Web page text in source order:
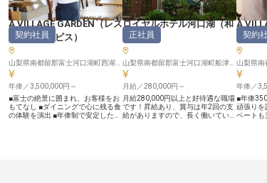
A VILLAGE GARDEN（レス
トランサービス ）
契約社員
年俸／3,500,000円～
■富士の絶景に囲まれ、お客様をお
もてなし ■ダイニングで心に残る食
の体験を演出 ■年俸制で安定した収
ロイヤルホテル河口湖（和
食）
正社員
月給／280,000円～
月給280,000円以上と好待遇な職場
です！昇給あり、賞与は年2回の支
給がありますので、長く働いていた
A
ビスス
契約社
年俸／
■年俸
頑張りを
ベートも